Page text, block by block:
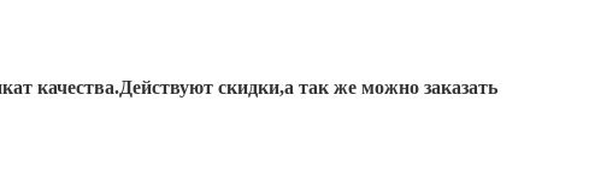
качества.Действуют скидки,а так же можно заказать